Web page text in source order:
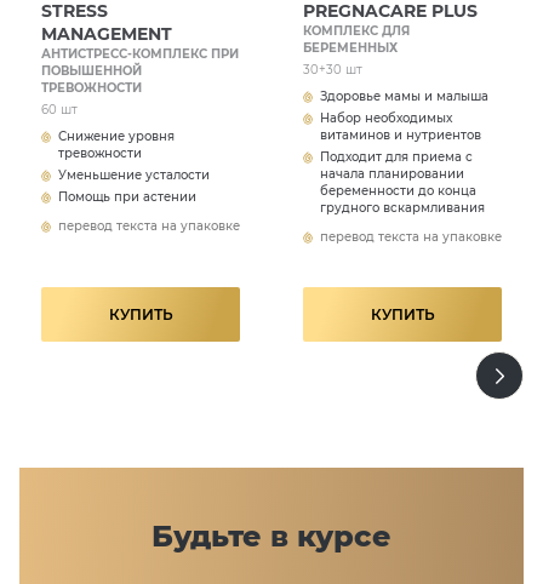
Условия хранения:
хранить в сухом, защищенном от прямых
солнечных лучей и недоступном для детей
месте при температуре не выше 25°С.
Масса нетто / Количество штук в упаковке:
57,84г / 60 шт.
Серия:
Дата изготовления (месяц, год):
указана на упаковке
France (Франция).
Организация, уполномоченная принимать претензии
от потребителей (импортер):
STRESS
MANAGEMENT
АНТИСТРЕСС-КОМПЛЕКС ПРИ
ПОВЫШЕННОЙ
ТРЕВОЖНОСТИ
60 шт
Снижение уровня
тревожности
Уменьшение усталости
Помощь при астении
перевод текста на упаковке
КУПИТЬ
PREGNACARE PLUS
КОМПЛЕКС ДЛЯ
БЕРЕМЕННЫХ
30+30 шт
Здоровье мамы и малыша
Набор необходимых
витаминов и нутриентов
Подходит для приема с
начала планировании
беременности до конца
грудного вскармливания
перевод текста на упаковке
КУПИТЬ
Будьте в курсе